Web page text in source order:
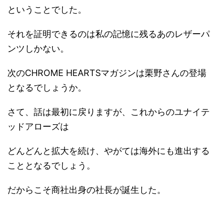
ということでした。
それを証明できるのは私の記憶に残るあのレザーパ
ンツしかない。
次のCHROME HEARTSマガジンは栗野さんの登場
となるでしょうか。
さて、話は最初に戻りますが、これからのユナイテ
ッドアローズは
どんどんと拡大を続け、やがては海外にも進出する
こととなるでしょう。
だからこそ商社出身の社長が誕生した。